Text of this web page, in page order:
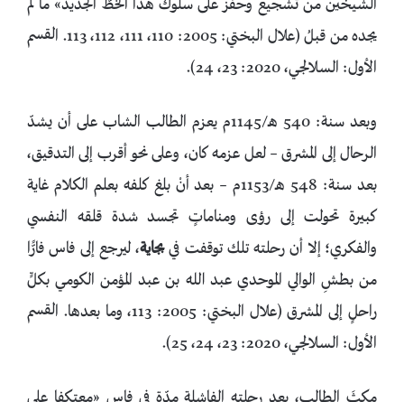
الشيخين من تشجيع وحفز على سلوك هذا الخطّ الجديد» ما لم
يجده من قبلُ (علال البختي: 2005: 110، 111، 112، 113. القسم
الأول: السلالجي، 2020: 23، 24).
وبعد سنة: 540 هـ/1145م يعزم الطالب الشاب على أن يشدّ
الرحال إلى المشرق – لعل عزمه كان، وعلى نحو أقرب إلى التدقيق،
بعد سنة: 548 هـ/1153م – بعد أنْ بلغ كلفه بعلم الكلام غاية
كبيرة تحولت إلى رؤى ومناماتٍ تجسد شدة قلقه النفسي
والفكري؛ إلا أن رحلته تلك توقفت فيبجاية، ليرجع إلى فاس فارًّا
من بطشِ الوالي الموحدي عبد الله بن عبد المؤمن الكومي بكلٍّ
راحلٍ إلى المشرق (علال البختي: 2005: 113، وما بعدها. القسم
الأول: السلالجي، 2020: 23، 24، 25).